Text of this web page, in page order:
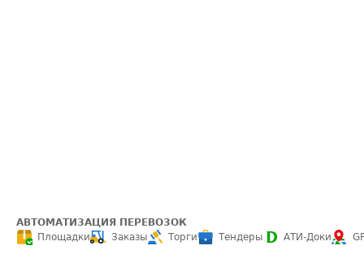
АВТОМАТИЗАЦИЯ ПЕРЕВОЗОК
Площадки
Заказы Торги Тендеры АТИ-Доки